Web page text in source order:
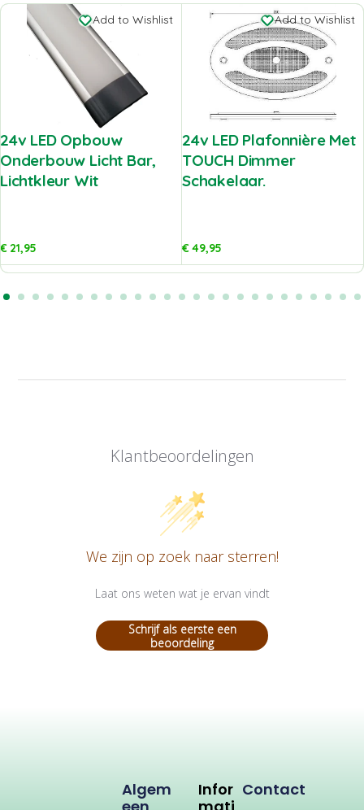
Add to Wishlist
24v LED Opbouw
Onderbouw Licht Bar,
Lichtkleur Wit
€21,95
Add to Wishlist
24v LED Plafonnière Met
TOUCH Dimmer
Schakelaar.
€49,95
Klantbeoordelingen
We zijn op zoek naar sterren!
Laat ons weten wat je ervan vindt
Schrijf als eerste een
beoordeling
Infor
Algem
Contact